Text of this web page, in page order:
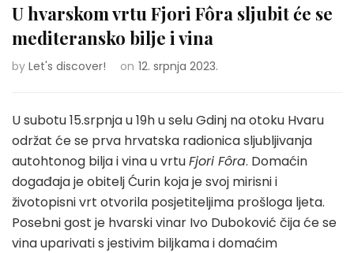
U hvarskom vrtu Fjori Fôra sljubit će se
mediteransko bilje i vina
by Let's discover! on 12. srpnja 2023.
U subotu 15.srpnja u 19h u selu Gdinj na otoku Hvaru
održat će se prva hrvatska radionica sljubljivanja
autohtonog bilja i vina u vrtuFjori Fôra. Domaćin
događaja je obitelj Ćurin koja je svoj mirisni i
životopisni vrt otvorila posjetiteljima prošloga ljeta.
Posebni gost je hvarski vinar Ivo Duboković čija će se
vina uparivati s jestivim biljkama i domaćim